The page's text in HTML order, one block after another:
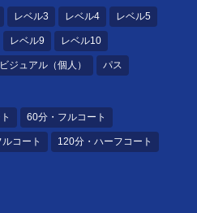
レベル3 レベル4 レベル5
レベル9 レベル10
ジュアル（個人） パス
60分・フルコート
コート 120分・ハーフコート